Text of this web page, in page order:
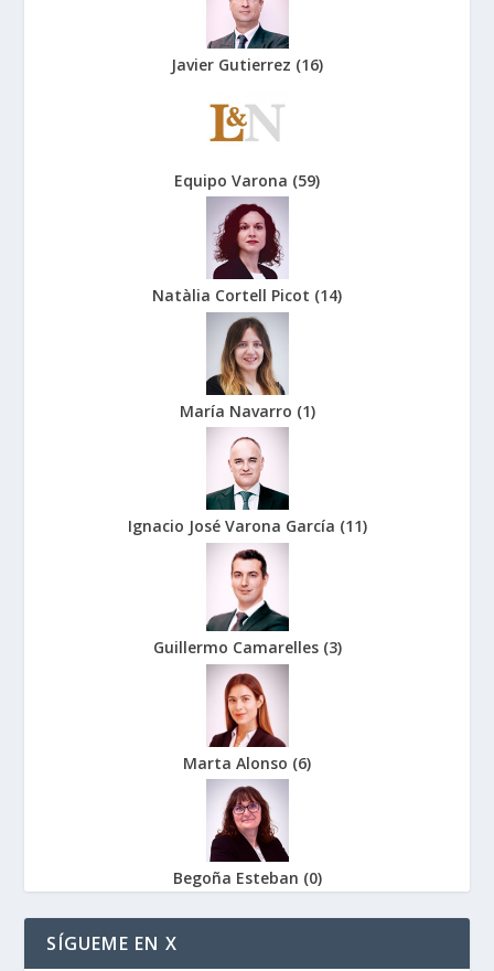
Javier Gutierrez (16)
Equipo Varona (59)
Natàlia Cortell Picot (14)
María Navarro (1)
Ignacio José Varona García (11)
Guillermo Camarelles (3)
Marta Alonso (6)
Begoña Esteban (0)
SÍGUEME EN X